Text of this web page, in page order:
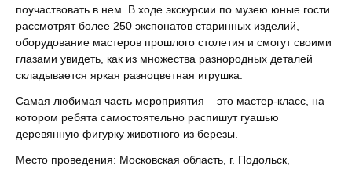
поучаствовать в нем. В ходе экскурсии по музею юные гости
рассмотрят более 250 экспонатов старинных изделий,
оборудование мастеров прошлого столетия и смогут своими
глазами увидеть, как из множества разнородных деталей
складывается яркая разноцветная игрушка.
Самая любимая часть мероприятия – это мастер-класс, на
котором ребята самостоятельно распишут гуашью
деревянную фигурку животного из березы.
Место проведения: Московская область, г. Подольск,